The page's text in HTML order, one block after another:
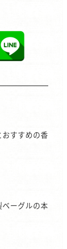
すすめの香
ーグルの本